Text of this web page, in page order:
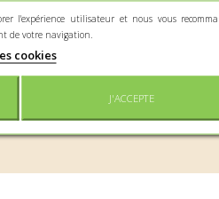
Contenant en tissu ou tulle
Sans sujet
l'expérience utilisateur et nous vous
de votre navigation.
cookies
J'ACCEPTE